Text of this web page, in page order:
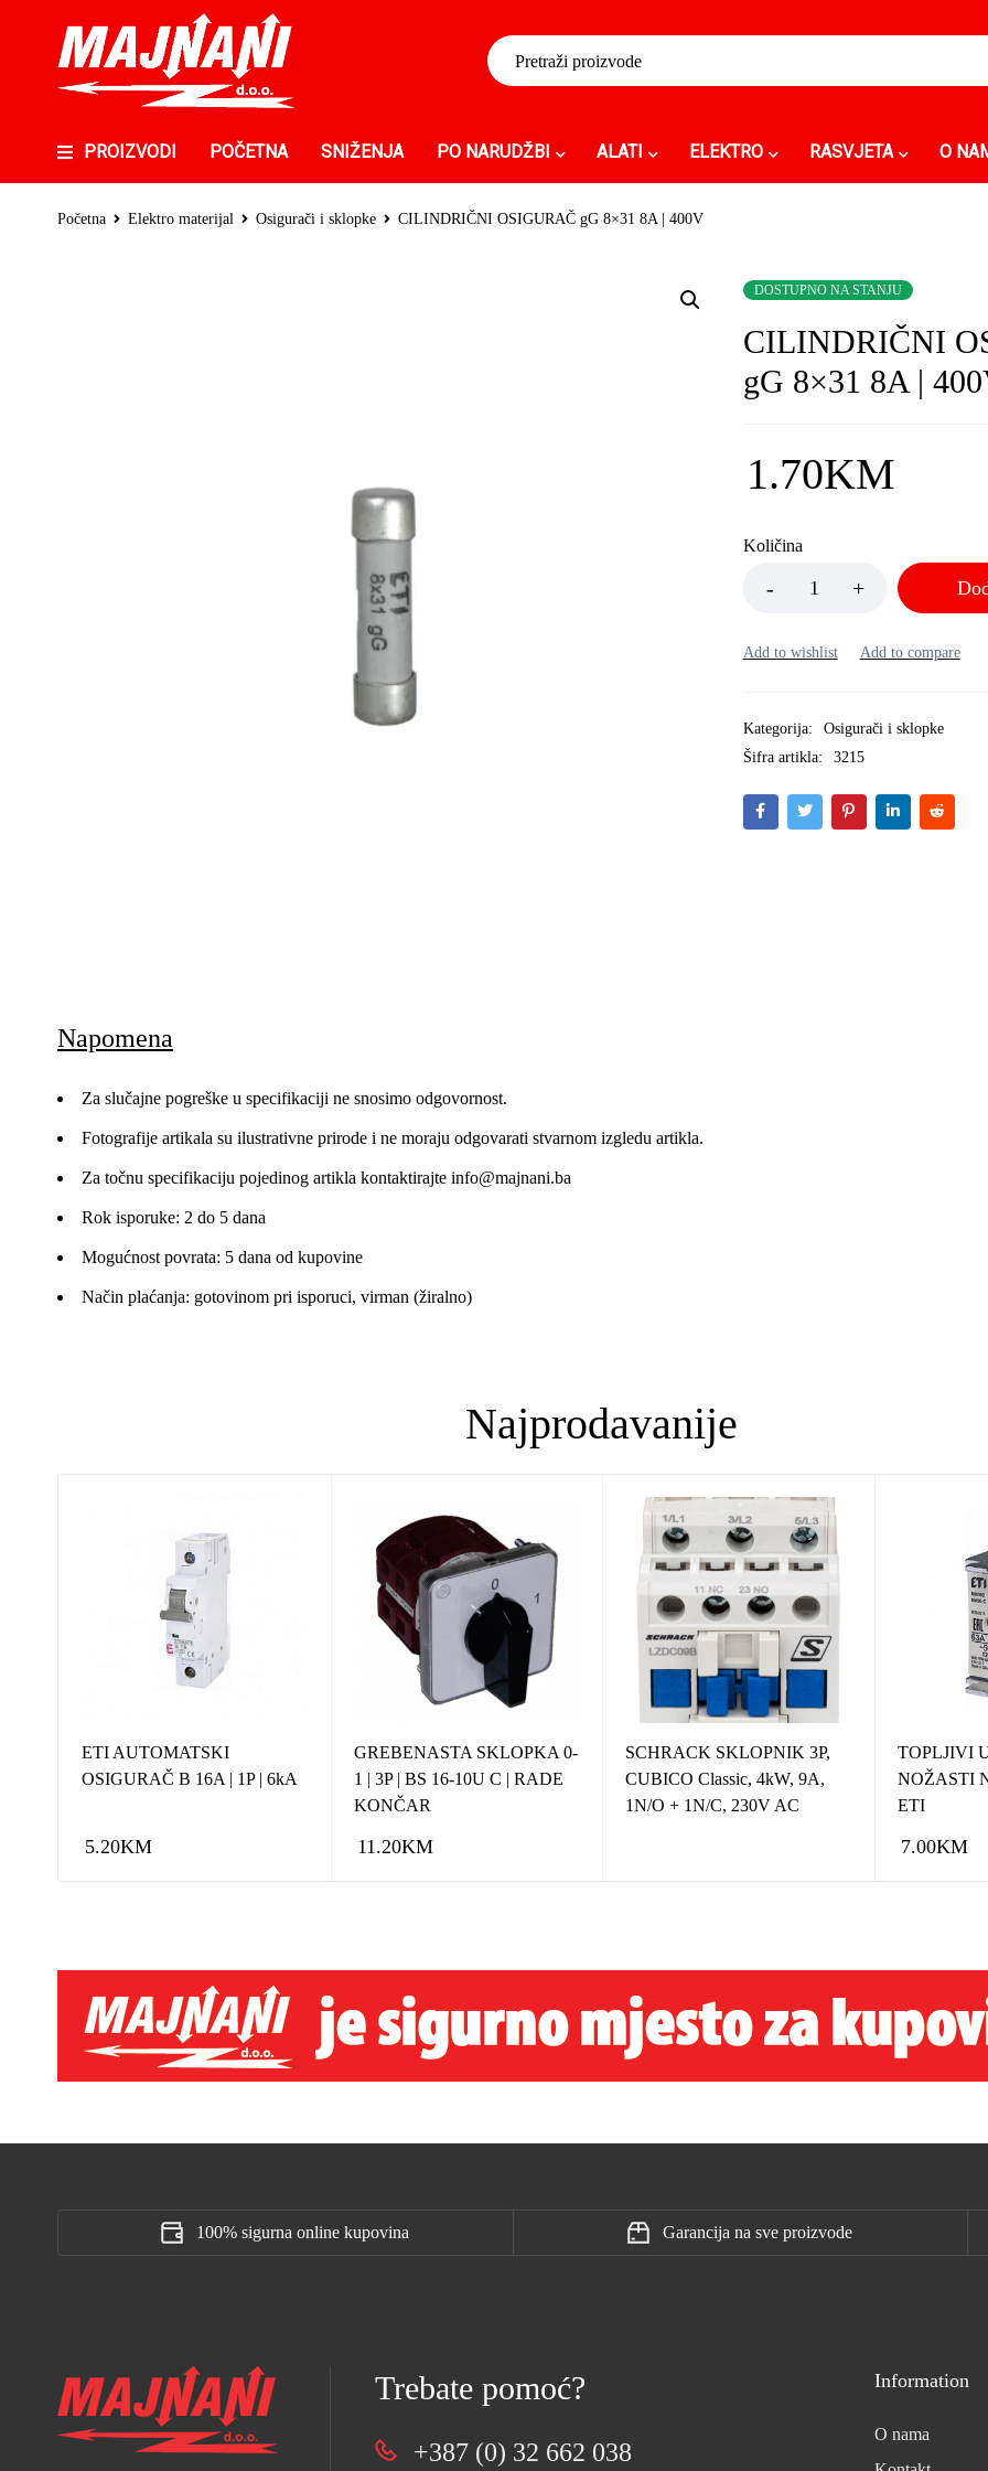
PROIZVODI POČETNA SNIŽENJA PO NARUDŽBI ALATI ELEKTRO RASVJETA O
Početna Elektro materijal Osigurači i sklopke CILINDRIČNI OSIGURAČ gG 8×31 8A | 400V
DOSTUPNO NA STANJU
CILINDRIČNI
gG 8×31 8A |
1.70KM
Količina
Kategorija:
Osigurači i sklopke
Šifra artikla:
3215
Napomena
Za slučajne pogreške u specifikaciji ne snosimo odgovornost.
Fotografije artikala su ilustrativne prirode i ne moraju odgovarati stvarnom izgledu artikla.
Za točnu specifikaciju pojedinog artikla kontaktirajte info@majnani.ba
Rok isporuke: 2 do 5 dana
Mogućnost povrata: 5 dana od kupovine
Način plaćanja: gotovinom pri isporuci, virman (žiralno)
Najprodavanije
ETI AUTOMATSKI
OSIGURAČ B 16A | 1P | 6kA
5.20KM
GREBENASTA SKLOPKA 0-
1 | 3P | BS 16-10U C | RADE
KONČAR
11.20KM
SCHRACK SKLOPNIK 3P,
CUBICO Classic, 4kW, 9A,
1N/O + 1N/C, 230V AC
TOPLJIVI
NOŽASTI
ETI
7.00KM
100% sigurna online kupovina Garancija na sve proizvode
Trebate pomoć?
+387 (0) 32 662 038
Information
O nama